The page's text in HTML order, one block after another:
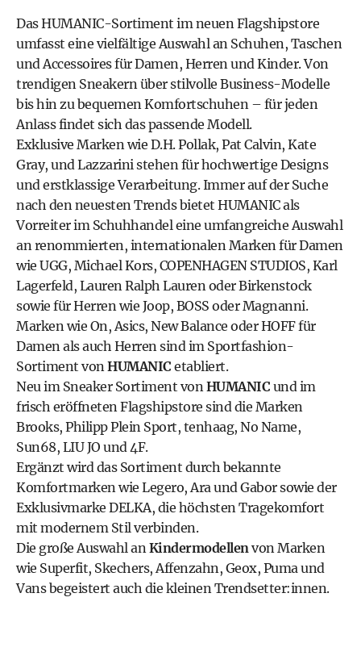
DasHUMANIC-Sortiment im neuen Flagshipstore
umfasst eine vielfältige Auswahl an Schuhen, Taschen
und Accessoires für Damen, Herren und Kinder. Von
trendigen Sneakern über stilvolle Business-Modelle
bis hin zu bequemen Komfortschuhen – für jeden
Anlass findet sich das passende Modell.
Exklusive Marken wie D.H. Pollak, Pat Calvin, Kate
Gray, undLazzarinistehen für hochwertige Designs
und erstklassige Verarbeitung. Immer auf der Suche
nach den neuesten Trends bietet HUMANIC als
Vorreiter im Schuhhandel eine umfangreiche Auswahl
an renommierten, internationalen Marken für Damen
wie UGG, Michael Kors, COPENHAGEN STUDIOS, Karl
Lagerfeld, Lauren Ralph LaurenoderBirkenstock
sowie für Herren wie Joop, BOSS oderMagnanni.
Marken wie On,Asics, New Balance oderHOFFfür
Damen als auch Herren sind im Sportfashion-
Sortiment vonHUMANIC etabliert.
Neu im Sneaker Sortiment vonHUMANIC und im
frisch eröffneten Flagshipstore sind die Marken
Brooks, Philipp Plein Sport, tenhaag, No Name,
Sun68, LIU JO und4F.
Ergänzt wird das Sortiment durch bekannte
Komfortmarken wie Legero,AraundGaborsowie der
Exklusivmarke DELKA, die höchsten Tragekomfort
mit modernem Stil verbinden.
Die große Auswahl anKindermodellenvon Marken
wie Superfit, Skechers,Affenzahn, Geox, Pumaund
Vansbegeistert auch die kleinen Trendsetter:innen.